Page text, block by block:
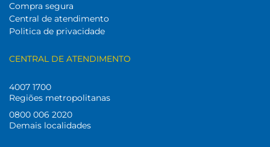
Compra segura
Central de atendimento
Politica de privacidade
CENTRAL DE ATENDIMENTO
4007 1700
Regiões metropolitanas
0800 006 2020
Demais localidades